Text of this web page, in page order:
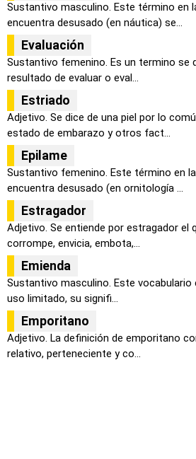
Sustantivo masculino. Este término en
encuentra desusado (en náutica) se...
Evaluación
Sustantivo femenino. Es un termino se
resultado de evaluar o eval...
Estriado
Adjetivo. Se dice de una piel por lo
estado de embarazo y otros fact...
Epilame
Sustantivo femenino. Este término en
encuentra desusado (en ornitología ...
Estragador
Adjetivo. Se entiende por estragador el
corrompe, envicia, embota,...
Emienda
Sustantivo masculino. Este vocabulario
uso limitado, su signifi...
Emporitano
Adjetivo. La definición de emporitano
relativo, perteneciente y co...